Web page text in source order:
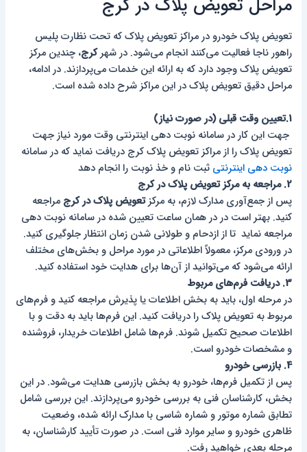
مراحل تعویض پلاک در کرج
تعویض پلاک خودرو در مراکز تعویض پلاک که تحت نظارت پلیس
راهور ناجا فعالیت می‌کنند انجام می‌شود. در شهرکرج، چندین مرکز
تعویض پلاک وجود دارد که به ارائه این خدمات می‌پردازند. در ادامه،
مراحل دقیق تعویض پلاک در این مراکز شرح داده شده است.
1.تعیین وقت قبلی (در صورت نیاز)
جهت این کار در سامانه نوبت دهی اینترنتی وقت مورد نیاز جهت
تعویض پلاک را از مراکز تعویض پلاک کرج دریافت نماید که در سامانه
نوبت دهی اینترنتی ثبت نام و خذ نوبت را انجام دهد
2. مراجعه به مرکز تعویض پلاک در کرج
پس از جمع‌آوری مدارک لازم، به مرکزتعویض پلاک در کرج مراجعه
کنید. بهتر است در در همان ساعت تعیین شده در سامانه نوبت دهی
مراجعه نماید تا از ازدحام و طولانی شدن زمان انتظار جلوگیری کنید.
در ورودی مرکز، معمولاً اطلاعاتی در مورد مراحل و بخش‌های مختلف
ارائه می‌شود که می‌توانید از آن‌ها برای هدایت خود استفاده کنید.
3. دریافت فرم‌های مربوط
در مرحله اول، باید به بخش اطلاعات یا پذیرش مراجعه کنید و فرم‌های
مربوط به تعویض پلاک را دریافت کنید. این فرم‌ها باید به دقت و با
اطلاعات صحیح تکمیل شوند. فرم‌ها شامل اطلاعات خریدار، فروشنده
و مشخصات خودرو است.
4. بازرسی خودرو
پس از تکمیل فرم‌ها، خودرو به بخش بازرسی هدایت می‌شود. در این
بخش، کارشناسان فنی به بررسی خودرو می‌پردازند. این بررسی شامل
تطابق شماره موتور و شماره شاسی با مدارک ارائه شده، وضعیت
ظاهری خودرو و سایر موارد فنی است. در صورت تأیید کارشناسان، به
مرحله بعدی خواهید رفت.